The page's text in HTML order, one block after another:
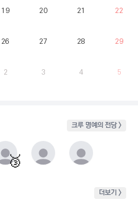
19 20 21 22
26 27 28 29
2 3 4 5
크루 명예의 전당 >
밍 시간이 많은 유저를 실시간으로 반영.
라이밍 횟수가 많은 순
🥉
더보기 >